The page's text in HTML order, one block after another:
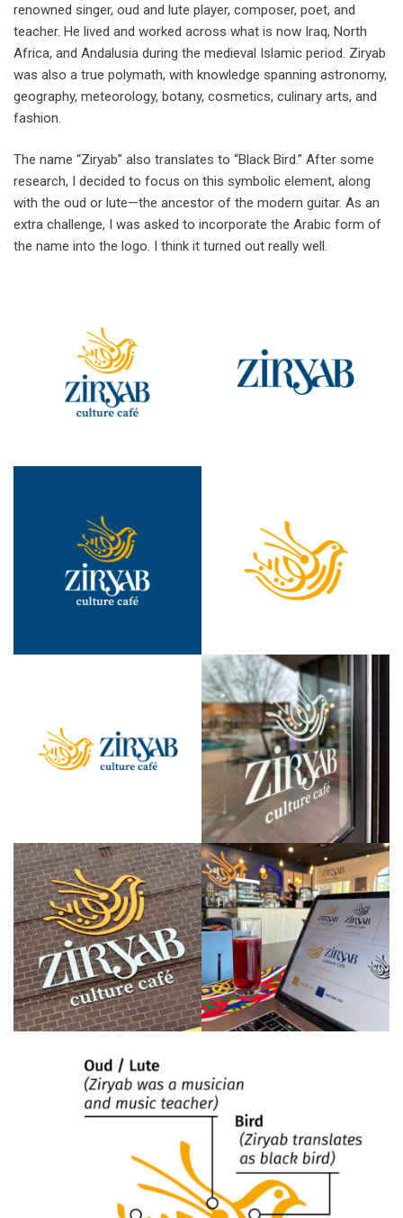
renowned singer, oud and lute player, composer, poet, and
teacher. He lived and worked across what is now Iraq, North
Africa, and Andalusia during the medieval Islamic period. Ziryab
was also a true polymath, with knowledge spanning astronomy,
geography, meteorology, botany, cosmetics, culinary arts, and
fashion.
The name “Ziryab” also translates to “Black Bird.” After some
research, I decided to focus on this symbolic element, along
with the oud or lute—the ancestor of the modern guitar. As an
extra challenge, I was asked to incorporate the Arabic form of
the name into the logo. I think it turned out really well.